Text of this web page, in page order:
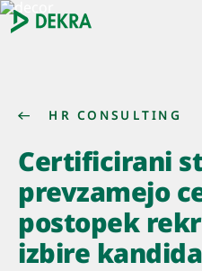
HR CONSULTING
Certificirani
prevzamejo
postopek
izbire